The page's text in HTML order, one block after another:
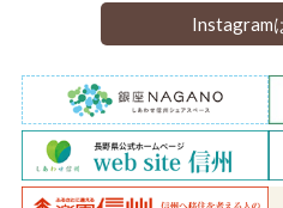
Instagram